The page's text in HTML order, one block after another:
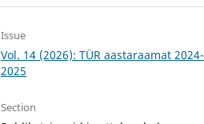
Issue
Vol. 14 (2026): TÜR aastaraamat 2024-
2025
Section